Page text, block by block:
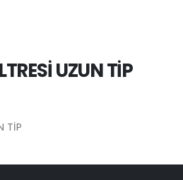
UZUN TİP
TİP